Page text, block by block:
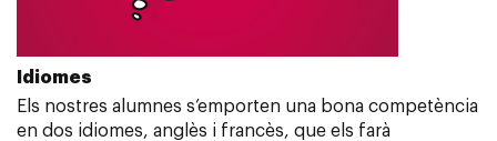
Idiomes
Els nostres alumnes s’emporten una bona competència
en dos idiomes, anglès i francès, que els farà